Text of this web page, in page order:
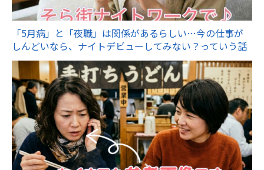
「5月病」と「夜職」は関係があるらしい…今の仕事が
しんどいなら、ナイトデビューしてみない？っていう話